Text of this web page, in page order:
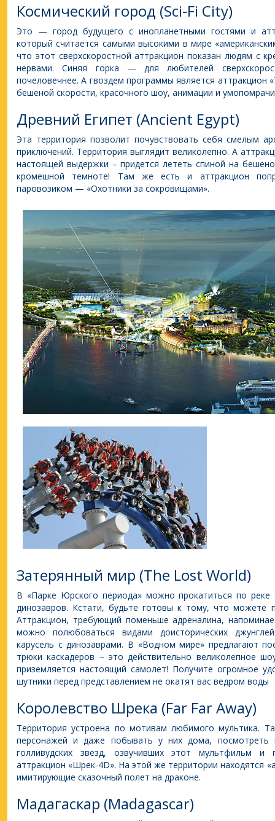
Космический город (Sci-Fi City)
Это — город будущего с инопланетными гостями и
который считается самыми высокими в мире
что этот сверхскоростной аттракцион показан людям с
нервами. Синяя горка — для любителей
почеловечнее. А гвоздем программы является
бешеной скорости, красочного шоу, анимации и
Древний Египет (Ancient Egypt)
Эта территория позволит почувствовать себя смелым
приключений. Территория выглядит великолепно. А
настоящей выдержки – придется лететь спиной на
кромешной темноте! Там же есть и аттракцион
паровозиком — «Охотники за сокровищами».
Затерянный мир (The Lost World)
В «Парке Юрского периода» можно прокатиться по реке
динозавров. Кстати, будьте готовы к тому, что можете
Аттракцион, требующий поменьше адреналина,
можно полюбоваться видами доисторических
карусель с динозаврами. В «Водном мире» предлагают
трюки каскадеров – это действительно великолепное
приземляется настоящий самолет! Получите огромное
шутники перед представлением не окатят вас ведром воды
Королевство Шрека (Far Far Away)
Территория устроена по мотивам любимого мультика.
персонажей и даже побывать у них дома, посмотреть
голливудских звезд, озвучивших этот мультфильм и
аттракцион «Шрек-4D». На этой же территории находятся
имитирующие сказочный полет на драконе.
Мадагаскар (Madagascar)